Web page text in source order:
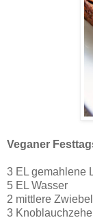
Veganer
3 EL gemahlene
5 EL Wasser
2 mittlere
3